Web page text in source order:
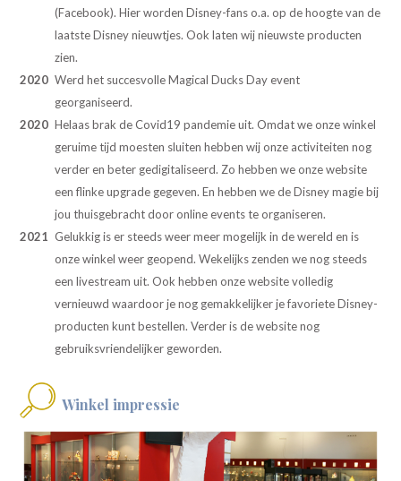
(Facebook). Hier worden Disney-fans o.a. op de hoogte van de
laatste Disney nieuwtjes. Ook laten wij nieuwste producten
zien.
2020 Werd het succesvolle Magical Ducks Day event
georganiseerd.
2020 Helaas brak de Covid19 pandemie uit. Omdat we onze winkel
geruime tijd moesten sluiten hebben wij onze activiteiten nog
verder en beter gedigitaliseerd. Zo hebben we onze website
een flinke upgrade gegeven. En hebben we de Disney magie bij
jou thuisgebracht door online events te organiseren.
2021 Gelukkig is er steeds weer meer mogelijk in de wereld en is
onze winkel weer geopend. Wekelijks zenden we nog steeds
een livestream uit. Ook hebben onze website volledig
vernieuwd waardoor je nog gemakkelijker je favoriete Disney-
producten kunt bestellen. Verder is de website nog
gebruiksvriendelijker geworden.
Winkel impressie